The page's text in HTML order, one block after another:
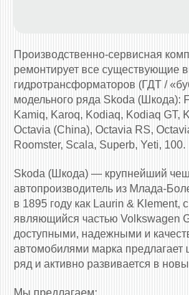
Производственно-сервисная
ремонтирует все существующие
гидротрансформаторов (ГДТ /
модельного ряда Skoda (Шкода):
Kamiq, Karoq, Kodiaq, Kodiaq GT,
Octavia (China), Octavia RS,
Roomster, Scala, Superb, Yeti, 100.
Skoda (Шкода) — крупнейший
автопроизводитель из Млада-
в 1895 году как Laurin & Klement,
являющийся частью Volkswagen
доступными, надежными и
автомобилями марка
ряд и активно развивается в
Мы предлагаем: